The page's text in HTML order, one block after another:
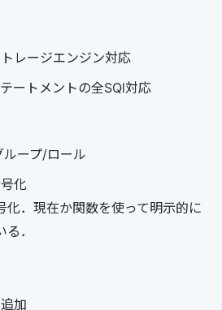
レージエンジン対応
ートメントの全SQl対応
ープ/ロール
化
化．現在か関数を使って明示的に
．
加